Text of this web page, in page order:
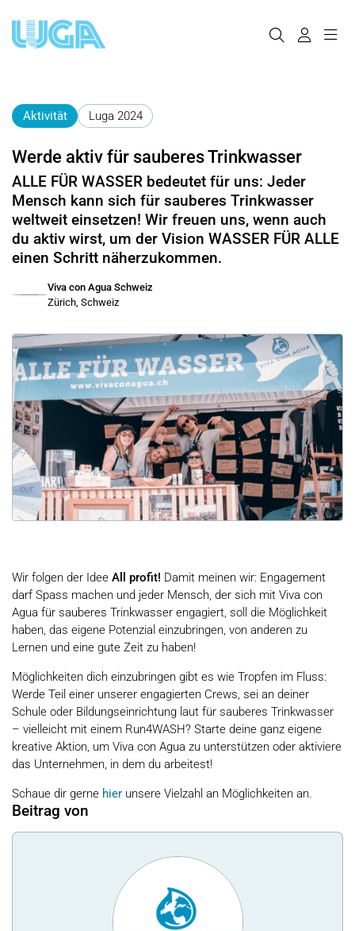
Aktivität Luga 2024
Werde aktiv für sauberes Trinkwasser
ALLE FÜR WASSER bedeutet für uns: Jeder
Mensch kann sich für sauberes Trinkwasser
weltweit einsetzen! Wir freuen uns, wenn auch
du aktiv wirst, um der Vision WASSER FÜR ALLE
einen Schritt näherzukommen.
Viva con Agua Schweiz
Zürich, Schweiz
Wir folgen der Idee All profit! Damit meinen wir: Engagement
darf Spass machen und jeder Mensch, der sich mit Viva con
Agua für sauberes Trinkwasser engagiert, soll die Möglichkeit
haben, das eigene Potenzial einzubringen, von anderen zu
Lernen und eine gute Zeit zu haben!
Möglichkeiten dich einzubringen gibt es wie Tropfen im Fluss:
Werde Teil einer unserer engagierten Crews, sei an deiner
Schule oder Bildungseinrichtung laut für sauberes Trinkwasser
– vielleicht mit einem Run4WASH? Starte deine ganz eigene
kreative Aktion, um Viva con Agua zu unterstützen oder aktiviere
das Unternehmen, in dem du arbeitest!
Schaue dir gerne hier unsere Vielzahl an Möglichkeiten an.
Beitrag von